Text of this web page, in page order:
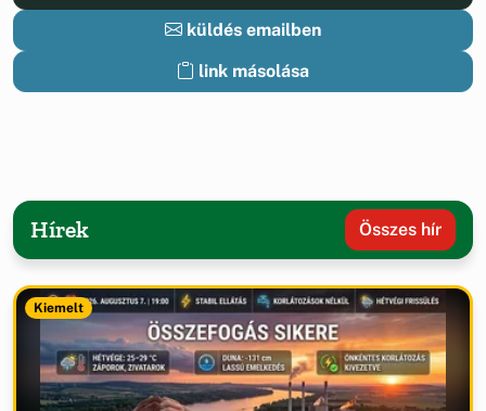
küldés emailben
link másolása
Hírek Összes hír
Kiemelt